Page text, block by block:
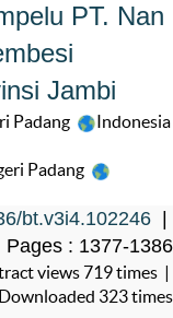
PT. Nan
Jambi
Padang
Indonesia
Padang
bt.v3i4.102246
: 1377-1386
views 719 times |
Downloaded 323 times